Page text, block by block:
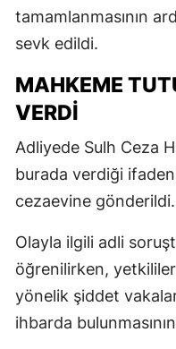
tamamlanmasının
sevk edildi.
MAHKEME
VERDI
Adliyede Sulh Ceza
burada verdiği
cezaevine gönderildi.
Olayla ilgili adli
öğrenilirken,
yönelik şiddet
ihbarda